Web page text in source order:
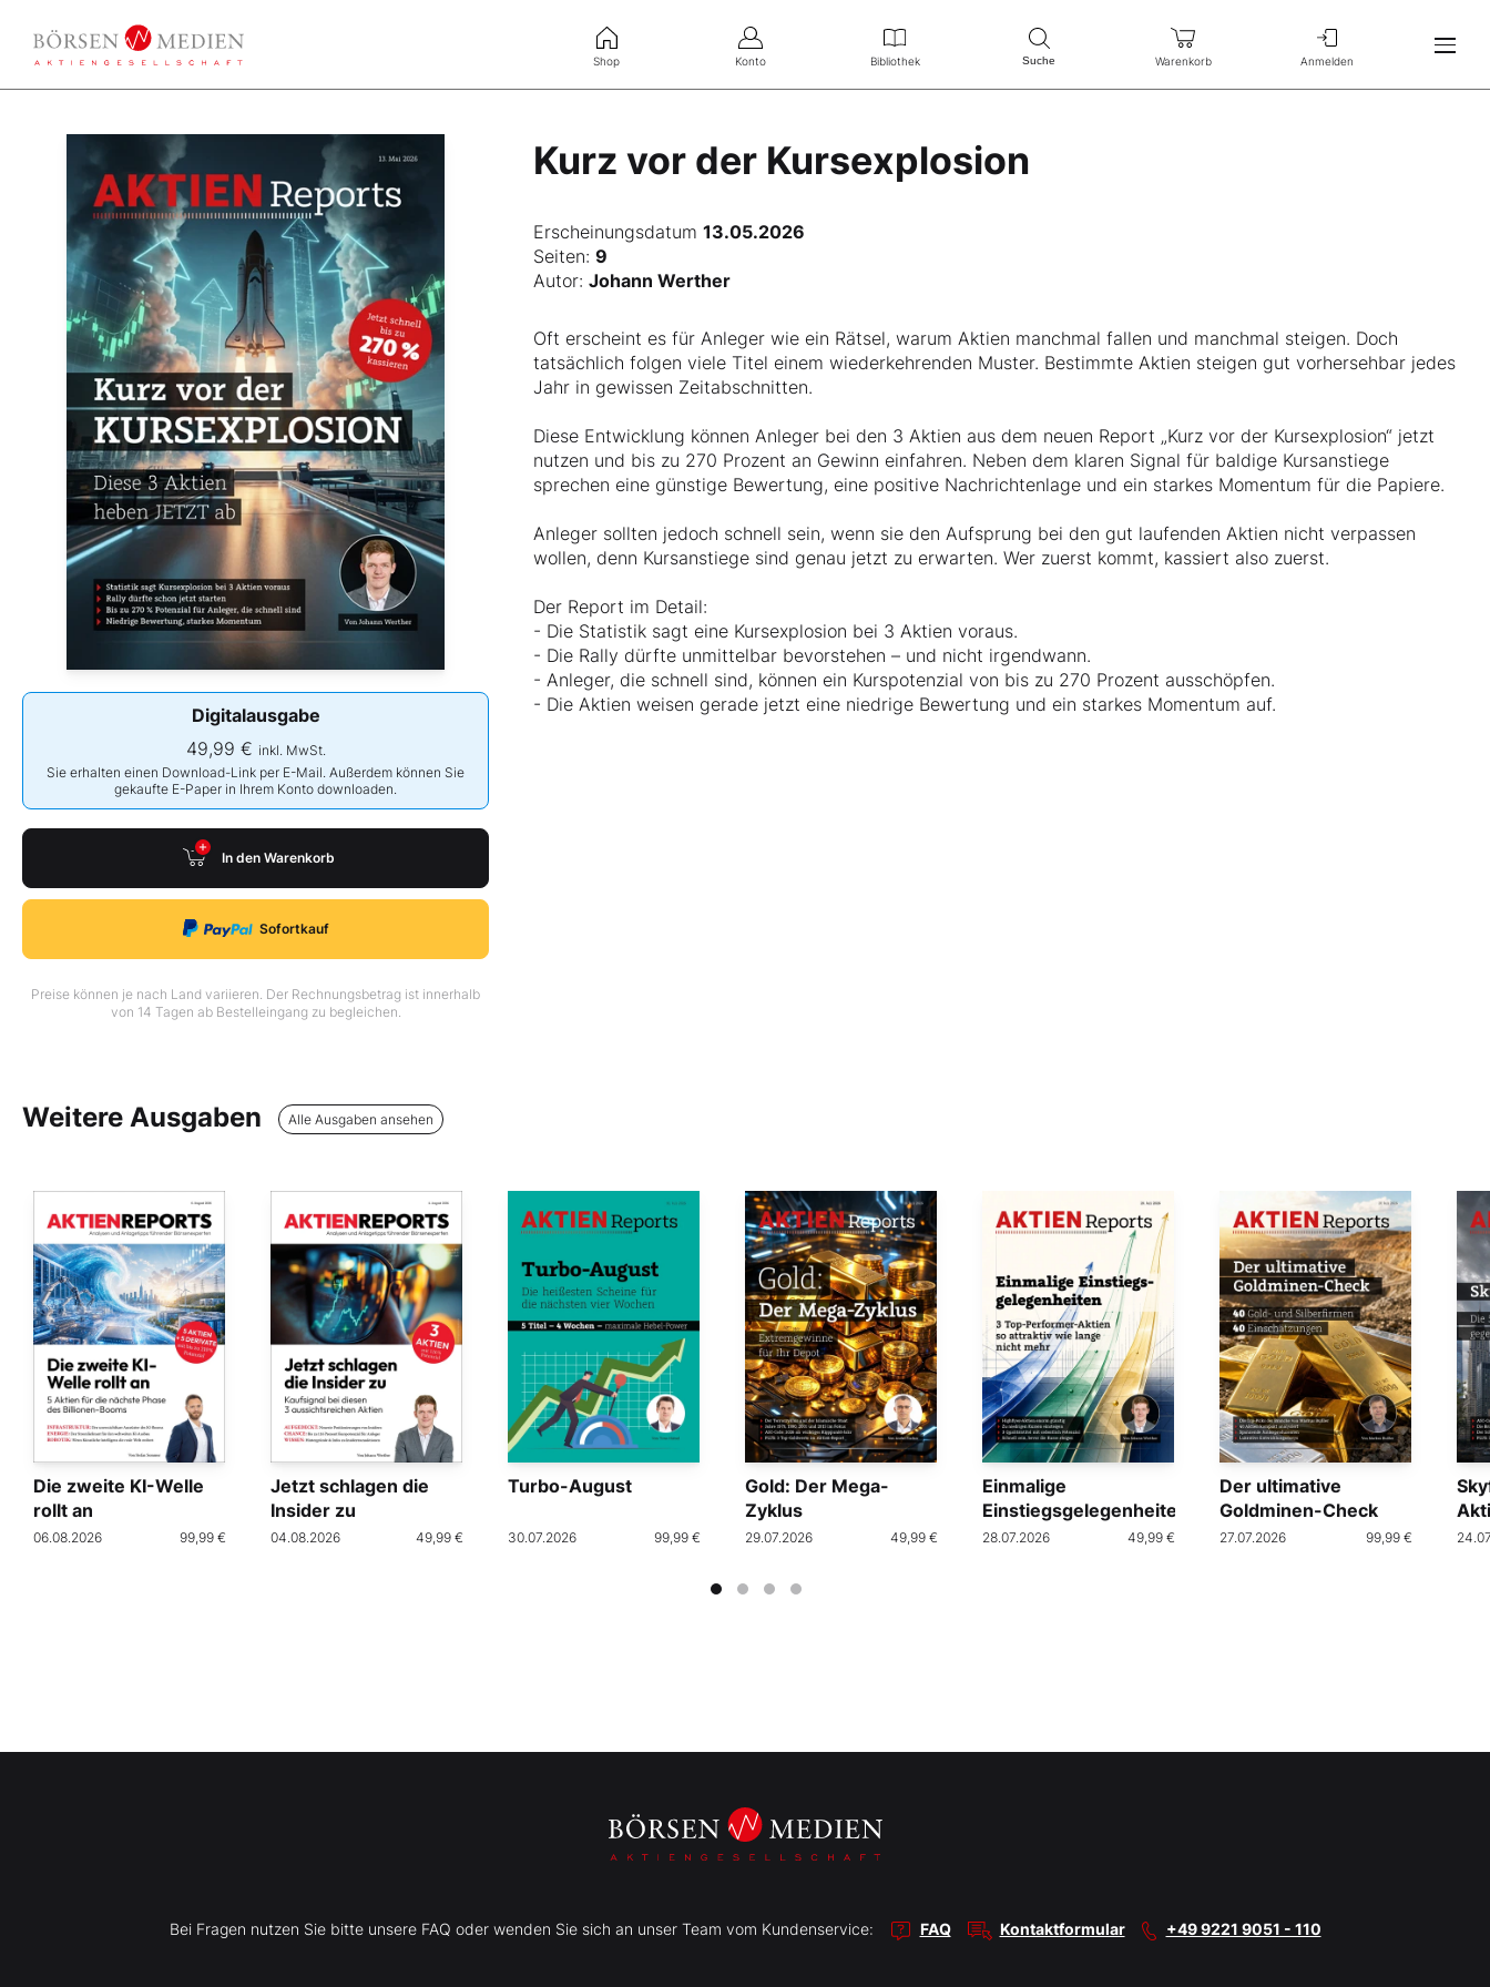
Shop Konto Bibliothek Suche Warenkorb Anmelden
Kurz vor der Kursexplosion
Erscheinungsdatum13.05.2026
Digitalausgabe
49,99 € inkl. MwSt.
Sie erhalten einen Download-Link per E-Mail. Außerdem können Sie
gekaufte E-Paper in Ihrem Konto downloaden.
In den Warenkorb
Sofortkauf
Preise können je nach Land variieren. Der Rechnungsbetrag ist innerhalb
von 14 Tagen ab Bestelleingang zu begleichen.
Seiten:9
Autor:Johann Werther
Oft erscheint es für Anleger wie ein Rätsel, warum Aktien manchmal fallen und manchmal steigen. Doch
tatsächlich folgen viele Titel einem wiederkehrenden Muster. Bestimmte Aktien steigen gut vorhersehbar jedes
Jahr in gewissen Zeitabschnitten.
Diese Entwicklung können Anleger bei den 3 Aktien aus dem neuen Report „Kurz vor der Kursexplosion“ jetzt
nutzen und bis zu 270 Prozent an Gewinn einfahren. Neben dem klaren Signal für baldige Kursanstiege
sprechen eine günstige Bewertung, eine positive Nachrichtenlage und ein starkes Momentum für die Papiere.
Anleger sollten jedoch schnell sein, wenn sie den Aufsprung bei den gut laufenden Aktien nicht verpassen
wollen, denn Kursanstiege sind genau jetzt zu erwarten. Wer zuerst kommt, kassiert also zuerst.
Der Report im Detail:
- Die Statistik sagt eine Kursexplosion bei 3 Aktien voraus.
- Die Rally dürfte unmittelbar bevorstehen – und nicht irgendwann.
- Anleger, die schnell sind, können ein Kurspotenzial von bis zu 270 Prozent ausschöpfen.
- Die Aktien weisen gerade jetzt eine niedrige Bewertung und ein starkes Momentum auf.
Weitere Ausgaben Alle Ausgaben ansehen
Die zweite KI-Welle
rollt an
06.08.2026 99,99 €
Jetzt schlagen die
Insider zu
04.08.2026 49,99 €
Turbo-August
30.07.2026 99,99 €
Gold: Der Mega-
Zyklus
29.07.2026 49,99 €
Einmalige
Einstiegsgelegenheiten
28.07.2026 49,99 €
Der ultimative
Goldminen-Check
27.07.2026 99,99 €
Bei Fragen nutzen Sie bitte unsere FAQ oder wenden Sie sich an unser Team vom Kundenservice: FAQ Kontaktformular +49 9221 9051 - 110